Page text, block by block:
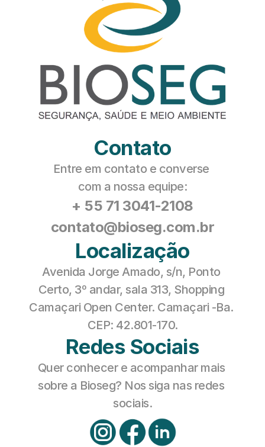
Contato
Entre em contato e converse
com a nossa equipe:
+ 55 71 3041-2108
contato@bioseg.com.br
Localização
Avenida Jorge Amado, s/n, Ponto
Certo, 3º andar, sala 313, Shopping
Camaçari Open Center. Camaçari -Ba.
CEP: 42.801-170.
Redes Sociais
Quer conhecer e acompanhar mais
sobre a Bioseg? Nos siga nas redes
sociais.